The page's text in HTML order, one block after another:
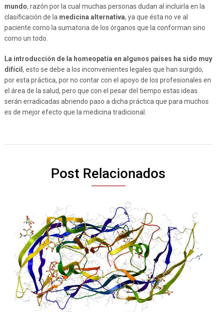
mundo, razón por la cual muchas personas dudan al incluirla en la
clasificación de la medicina alternativa, ya que ésta no ve al
paciente como la sumatoria de los órganos que la conforman sino
como un todo.
La introducción de la homeopatía en algunos países ha sido muy
difícil , esto se debe a los inconvenientes legales que han surgido,
por esta práctica, por no contar con el apoyo de los profesionales en
el área de la salud, pero que con el pesar del tiempo estas ideas
serán erradicadas abriendo paso a dicha práctica que para muchos
es de mejor efecto que la medicina tradicional.
Post Relacionados